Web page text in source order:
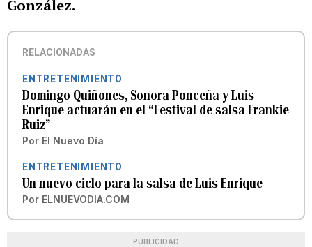
González.
RELACIONADAS
ENTRETENIMIENTO
Domingo Quiñones, Sonora Ponceña y Luis
Enrique actuarán en el “Festival de salsa Frankie
Ruiz”
Por El Nuevo Día
ENTRETENIMIENTO
Un nuevo ciclo para la salsa de Luis Enrique
Por ELNUEVODIA.COM
PUBLICIDAD